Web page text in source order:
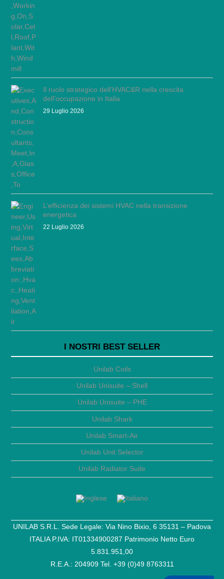
Il ruolo strategico dell’HVAC&R nella crescita
dell’occupazione in Italia
29 Luglio 2026
L’efficienza dei sistemi HVAC nella transizione
energetica
22 Luglio 2026
I NOSTRI BEST SELLER
Unilab Coils
Unilab Unisuite – Shell
Unilab Unisuite – PHE
Unilab Shark
Unilab Smart-Air
Unilab Unit Selector
Unilab Radiator Suite
UNILAB S.R.L. Sede Legale: Via Nino Bixio, 6 35131 – Padova
ITALIA P.IVA: IT01334900287 Patrimonio Netto Euro
5.831.951,00
R.E.A.: 204909 Tel. +39 (0)49 8763311